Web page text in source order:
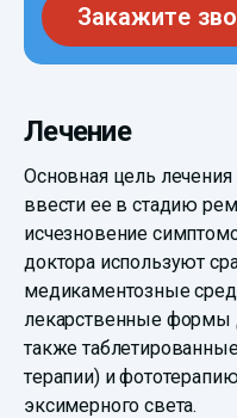
Закажите
Лечение
Основная цель
ввести ее в стадию
исчезновение
доктора используют
медикаментозные
лекарственные формы
также
терапии) и
эксимерного света.